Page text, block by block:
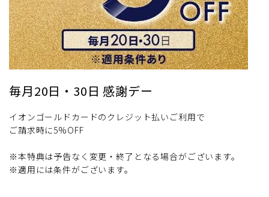
毎月20日・30日 感謝デー
イオンゴールドカードのクレジット払いご利用で
ご請求時に5%OFF
※本特典は予告なく変更・終了となる場合がございます。
※適用には条件がございます。